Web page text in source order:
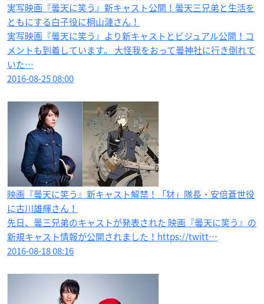
実写映画『曇天に笑う』新キャスト公開！曇天三兄弟と生活を
ともにする白子役に桐山漣さん！
実写映画『曇天に笑う』より新キャストとビジュアル公開！コ
メントも到着しています。 大怪我をおって曇神社に行き倒れて
いた…
2016-08-25 08:00
映画『曇天に笑う』新キャスト解禁！「犲」隊長・安倍蒼世役
に古川雄輝さん！
先日、曇三兄弟のキャストが発表された 映画『曇天に笑う』の
新規キャスト情報が公開されました！https://twitt…
2016-08-18 08:16